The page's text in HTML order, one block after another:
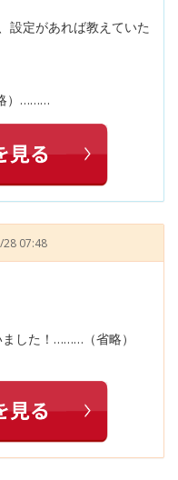
設定があれば教えていた
）………
07:48
した！………（省略）